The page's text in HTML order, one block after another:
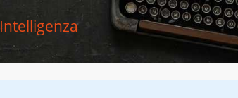
Intelligenza